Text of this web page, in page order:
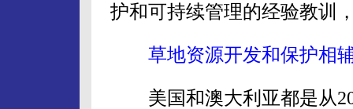
护和可持续管理的经验教训
草地资源开发和保护相
美国和澳大利亚都是从20